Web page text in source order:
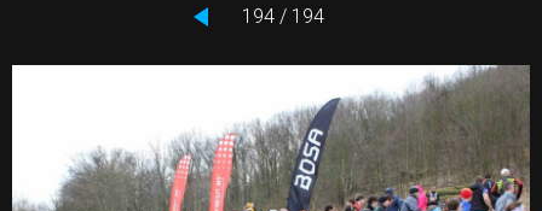
194 / 194